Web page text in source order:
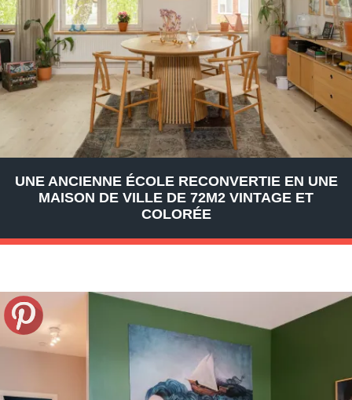
UNE ANCIENNE ÉCOLE RECONVERTIE EN UNE
MAISON DE VILLE DE 72M2 VINTAGE ET
COLORÉE